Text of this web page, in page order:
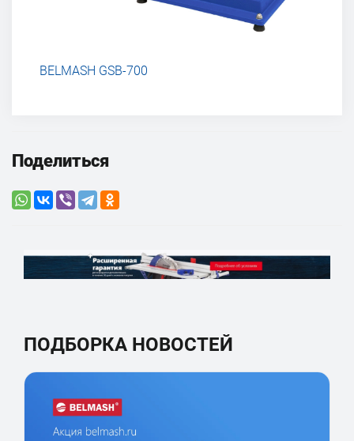
BELMASH GSB-700
Поделиться
ПОДБОРКА НОВОСТЕЙ